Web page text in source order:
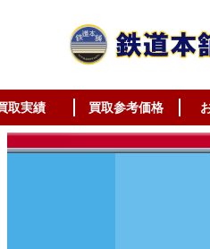
取実績 買取参考価格